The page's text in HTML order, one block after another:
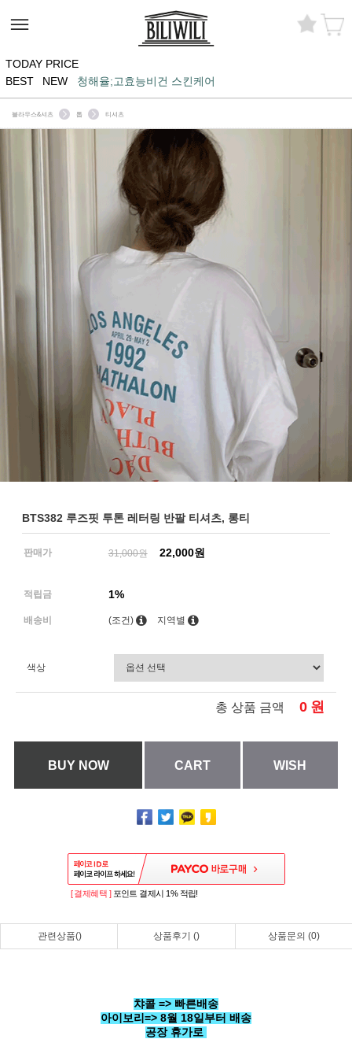
TODAY PRICE
BEST
NEW 청해율;고효능비건 스킨케어
블라우스&셔츠 톱 티셔츠
BTS382 루즈핏 투톤 레터링 반팔 티셔츠, 롱티
판매가 31,000원 22,000원
적립금 1%
배송비 (조건) 지역별
색상
총 상품 금액 0 원
BUY NOW CART WISH
[ 결제혜택 ] 포인트 결제시 1% 적립!
관련상품() 상품후기 () 상품문의 (0)
챠콜 => 빠른배송
아이보리=> 8월 18일부터 배송
공장 휴가로